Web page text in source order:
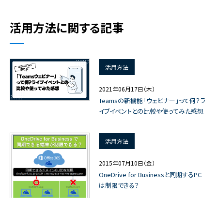
活用方法に関する記事
活用方法
2021年06月17日（木）
Teamsの新機能「ウェビナー」って何？ラ
イブイベントとの比較や使ってみた感想
活用方法
2015年07月10日（金）
OneDrive for Businessと同期するPC
は制限できる？